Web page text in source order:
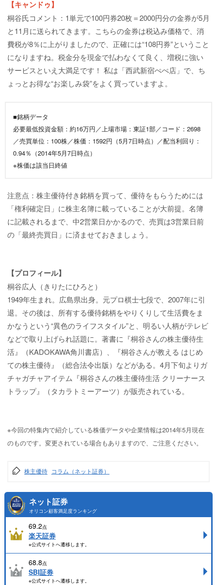
【キャンドゥ】
桐谷氏コメント：1単元で100円券20枚＝2000円分の金券が5月
と11月に送られてきます。こちらの金券は税込み価格で、消
費税が8％に上がりましたので、正確には“108円券”ということ
になりますね。税金分を現金で払わなくて良く、増税に強い
サービスといえ大満足です！ 私は「西武新宿ぺぺ店」で、ち
ょっとお得な“お楽しみ袋”をよく買っていますよ。
■銘柄データ
必要最低投資金額：約16万円／上場市場：東証1部／コード：2698
／売買単位：100株／株価：1592円（5月7日時点）／配当利回り：
0.94％（2014年5月7日時点）
※株価は該当日終値
注意点：株主優待付き銘柄を買って、優待をもらうためには
「権利確定日」に株主名簿に載っていることが大前提。名簿
に記載されるまで、中2営業日かかるので、売買は3営業日前
の「最終売買日」に済ませておきましょう。
【プロフィール】
桐谷広人（きりたにひろと）
1949年生まれ。広島県出身。元プロ棋士七段で、2007年に引
退。その後は、所有する優待銘柄をやりくりして生活費をま
かなうという“異色のライフスタイル”と、明るい人柄がテレビ
などで取り上げられ話題に。著書に『桐谷さんの株主優待生
活』（KADOKAWA角川書店）、『桐谷さんが教える はじめ
ての株主優待』（総合法令出版）などがある。4月下旬よりガ
チャガチャアイテム『桐谷さんの株主優待生活 クリーナース
トラップ』（タカラトミーアーツ）が販売されている。
※今回の特集内で紹介している株価データや企業情報は2014年5月現在
のものです。変更されている場合もありますので、ご注意ください。
株主優待 コラム（ネット証券）
ネット証券
オリコン顧客満足度ランキング
69.2点
楽天証券
※公式サイトへ遷移します。
68.8点
SBI証券
※公式サイトへ遷移します。